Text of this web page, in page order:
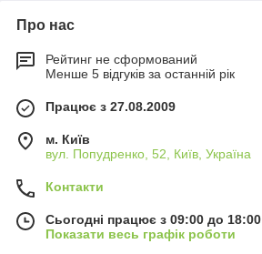
Про нас
Рейтинг не сформований
Менше 5 відгуків за останній рік
Працює з 27.08.2009
м. Київ
вул. Попудренко, 52, Київ, Україна
Контакти
Сьогодні працює з 09:00 до 18:00
Показати весь графік роботи